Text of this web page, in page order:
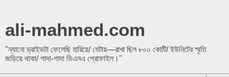
ali-mahmed.com
"ন্যানো ড্রাইভটা ফেলেছি হারিয়ে/ যেটায়—রাখা ছিল ৮০০ কোটি/ ইউনিটের স্মৃতি
জড়িয়ে থাকা/ গাদা-গাদা ডিএনএ প্রোফাইল।"